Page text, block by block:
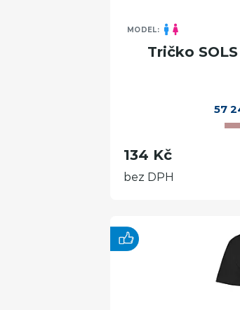
Tričko
57
134 Kč
bez DPH
MODEL: